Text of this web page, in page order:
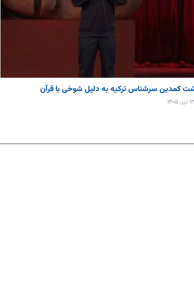
کمدین سرشناس ترکیه به دلیل شوخی با قرآن